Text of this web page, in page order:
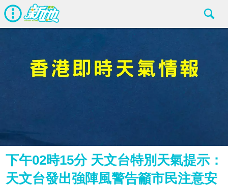
下午02時15分 天文台特別天氣提示：
天文台發出強陣風警告籲市民注意安